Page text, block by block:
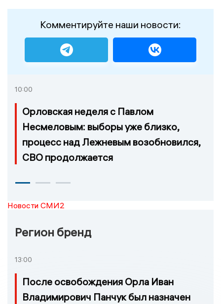
Комментируйте наши новости:
10:00
Орловская неделя с Павлом
Несмеловым: выборы уже близко,
процесс над Лежневым возобновился,
СВО продолжается
Новости СМИ2
Регион бренд
13:00
После освобождения Орла Иван
Владимирович Панчук был назначен